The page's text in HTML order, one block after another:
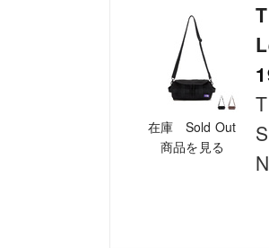
在庫 Sold Out
商品を見る